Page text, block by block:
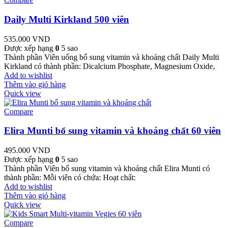
Daily Multi Kirkland 500 viên
535.000 VND
Được xếp hạng 0 5 sao
Thành phần Viên uống bổ sung vitamin và khoáng chất Daily Multi
Kirkland có thành phần: Dicalcium Phosphate, Magnesium Oxide,
Add to wishlist
Thêm vào giỏ hàng
Quick view
Compare
Elira Munti bổ sung vitamin và khoáng chất 60 viên
495.000 VND
Được xếp hạng 0 5 sao
Thành phần Viên bổ sung vitamin và khoáng chất Elira Munti có
thành phần: Mỗi viên có chứa: Hoạt chất:
Add to wishlist
Thêm vào giỏ hàng
Quick view
Compare